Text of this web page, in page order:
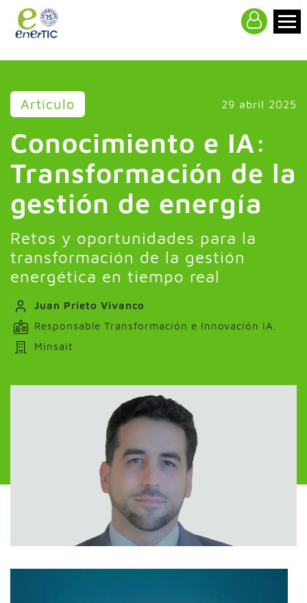
Articulo 29 abril 2025
Conocimiento e IA:
Transformación de la
gestión de energía
Retos y oportunidades para la
transformación de la gestión
energética en tiempo real
Juan Prieto Vivanco
Responsable Transformación e Innovación IA.
Minsait